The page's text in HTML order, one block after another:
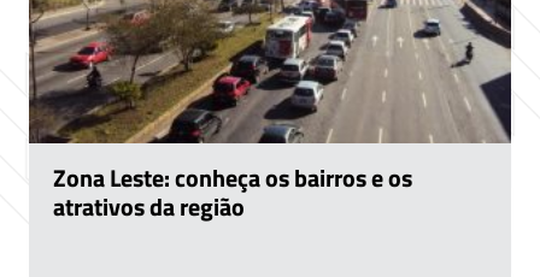
Zona Leste: conheça os bairros e os
atrativos da região